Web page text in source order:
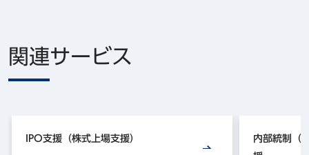
関連サービス
IPO支援（株式上場支援）
内部統制（